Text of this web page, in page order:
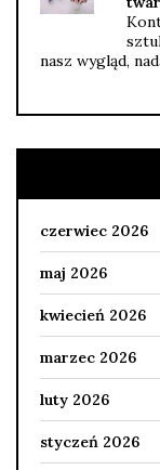
nasz wygląd,
czerwiec 2026
maj 2026
kwiecień 2026
marzec 2026
luty 2026
styczeń 2026